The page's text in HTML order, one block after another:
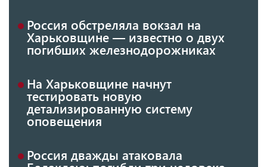
Россия обстреляла вокзал на
Харьковщине — известно о двух
погибших железнодорожниках
На Харьковщине начнут
тестировать новую
детализированную систему
оповещения
Россия дважды атаковала